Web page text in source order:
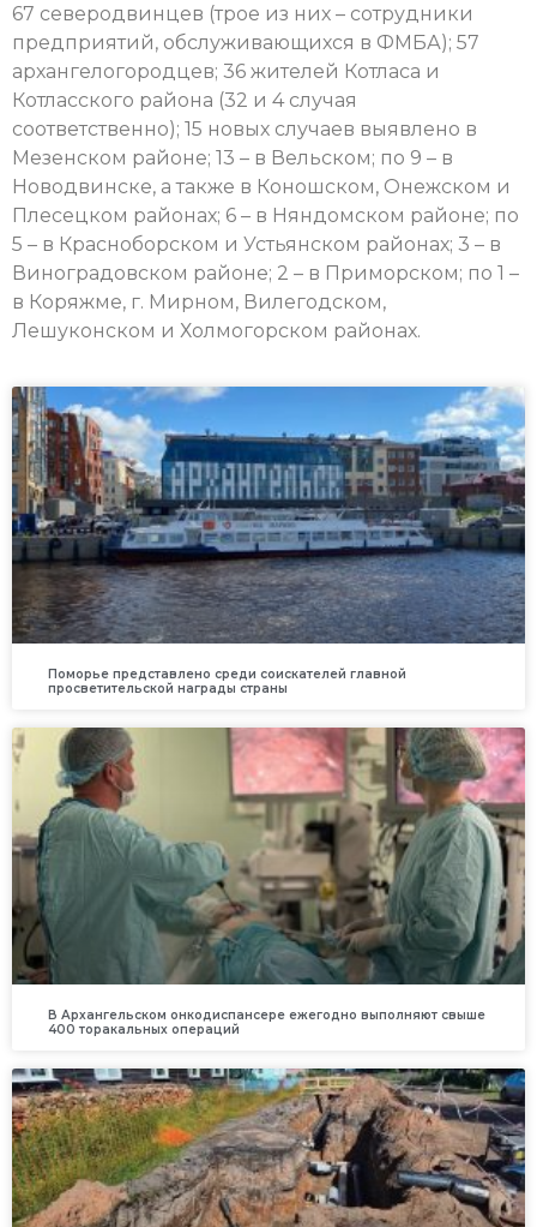
67 северодвинцев (трое из них – сотрудники
предприятий, обслуживающихся в ФМБА); 57
архангелогородцев; 36 жителей Котласа и
Котласского района (32 и 4 случая
соответственно); 15 новых случаев выявлено в
Мезенском районе; 13 – в Вельском; по 9 – в
Новодвинске, а также в Коношском, Онежском и
Плесецком районах; 6 – в Няндомском районе; по
5 – в Красноборском и Устьянском районах; 3 – в
Виноградовском районе; 2 – в Приморском; по 1 –
в Коряжме, г. Мирном, Вилегодском,
Лешуконском и Холмогорском районах.
Поморье представлено среди соискателей главной
просветительской награды страны
В Архангельском онкодиспансере ежегодно выполняют свыше
400 торакальных операций